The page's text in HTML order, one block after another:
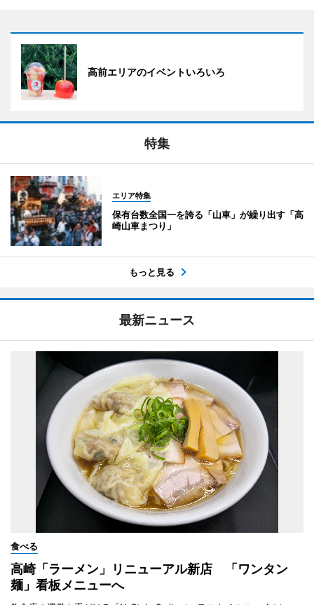
高前エリアのイベントいろいろ
特集
エリア特集
保有台数全国一を誇る「山車」が繰り出す「高
崎山車まつり」
もっと見る
最新ニュース
食べる
高崎「ラーメン」リニューアル新店 「ワンタン
麺」看板メニューへ